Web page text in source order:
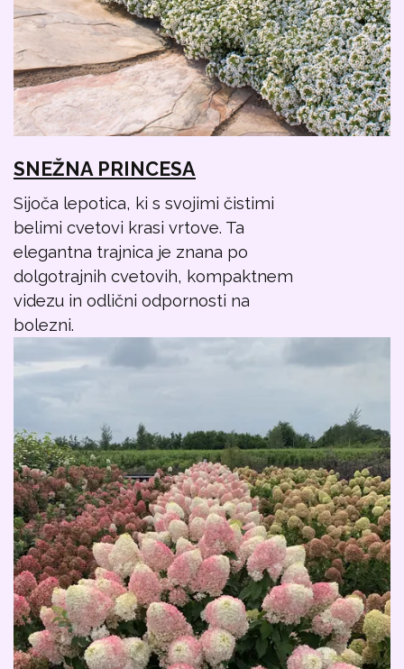
SNEŽNA PRINCESA
Sijoča lepotica, ki s svojimi čistimi
belimi cvetovi krasi vrtove. Ta
elegantna trajnica je znana po
dolgotrajnih cvetovih, kompaktnem
videzu in odlični odpornosti na
bolezni.